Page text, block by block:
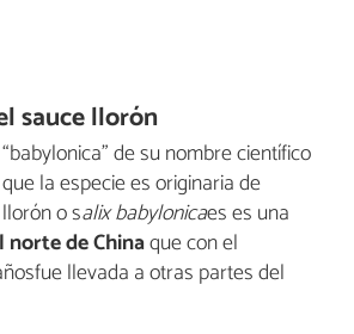
sauce llorón
de su nombre científico
la especie es originaria de
o salix babylonicaes es una
norte de Chinaque con el
llevada a otras partes del